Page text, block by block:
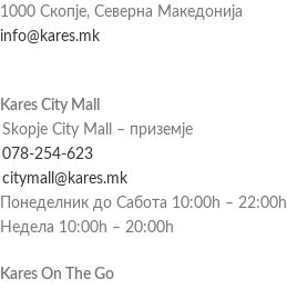
1000 Скопје, Северна Македонија
info@kares.mk
Kares City Mall
Skopje City Mall – приземје
078-254-623
citymall@kares.mk
Понеделник до Сабота 10:00h – 22:00h
Недела 10:00h – 20:00h
Kares On The Go